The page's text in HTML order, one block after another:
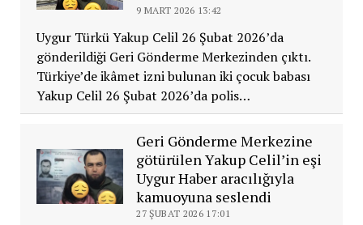
9 MART 2026 13:42
Uygur Türkü Yakup Celil 26 Şubat 2026’da
gönderildiği Geri Gönderme Merkezinden çıktı.
Türkiye’de ikâmet izni bulunan iki çocuk babası
Yakup Celil 26 Şubat 2026’da polis…
Geri Gönderme Merkezine
götürülen Yakup Celil’in eşi
Uygur Haber aracılığıyla
kamuoyuna seslendi
27 ŞUBAT 2026 17:01